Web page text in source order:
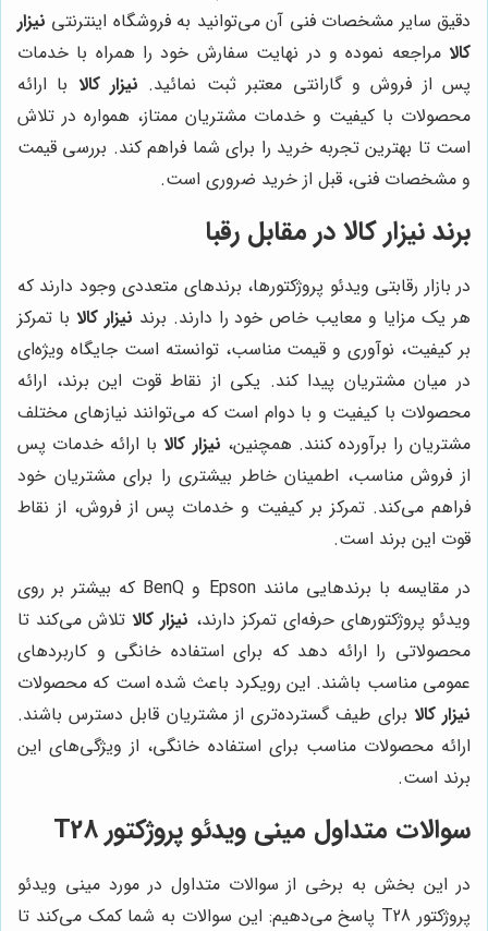
دقیق سایر مشخصات فنی آن می‌توانید به فروشگاه اینترنتی نیزار
کالا مراجعه نموده و در نهایت سفارش خود را همراه با خدمات
پس از فروش و گارانتی معتبر ثبت نمائید. نیزار کالا با ارائه
محصولات با کیفیت و خدمات مشتریان ممتاز، همواره در تلاش
است تا بهترین تجربه خرید را برای شما فراهم کند. بررسی قیمت
و مشخصات فنی، قبل از خرید ضروری است.
برندنیزار کالادر مقابل رقبا
در بازار رقابتی ویدئو پروژکتورها، برندهای متعددی وجود دارند که
هر یک مزایا و معایب خاص خود را دارند. برند نیزار کالا با تمرکز
بر کیفیت، نوآوری و قیمت مناسب، توانسته است جایگاه ویژه‌ای
در میان مشتریان پیدا کند. یکی از نقاط قوت این برند، ارائه
محصولات با کیفیت و با دوام است که می‌توانند نیازهای مختلف
مشتریان را برآورده کنند. همچنین، نیزار کالابا ارائه خدمات پس
از فروش مناسب، اطمینان خاطر بیشتری را برای مشتریان خود
فراهم می‌کند. تمرکز بر کیفیت و خدمات پس از فروش، از نقاط
قوت این برند است.
در مقایسه با برندهایی مانند Epson و BenQ که بیشتر بر روی
ویدئو پروژکتورهای حرفه‌ای تمرکز دارند، نیزار کالاتلاش می‌کند تا
محصولاتی را ارائه دهد که برای استفاده خانگی و کاربردهای
عمومی مناسب باشند. این رویکرد باعث شده است که محصولات
نیزار کالا برای طیف گسترده‌تری از مشتریان قابل دسترس باشند.
ارائه محصولات مناسب برای استفاده خانگی، از ویژگی‌های این
برند است.
سوالات متداول مینی ویدئو پروژکتور T28
در این بخش به برخی از سوالات متداول در مورد مینی ویدئو
پروژکتور T28 پاسخ می‌دهیم: این سوالات به شما کمک می‌کند تا